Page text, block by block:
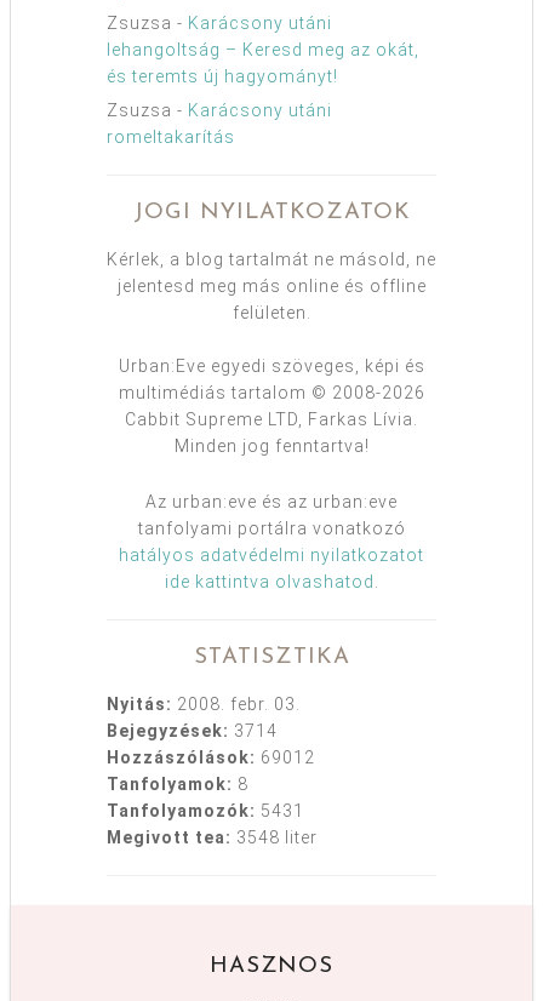
Zsuzsa - Karácsony utáni
lehangoltság – Keresd meg az okát,
és teremts új hagyományt!
Zsuzsa - Karácsony utáni
romeltakarítás
JOGI NYILATKOZATOK
Kérlek, a blog tartalmát ne másold, ne
jelentesd meg más online és offline
felületen.
Urban:Eve egyedi szöveges, képi és
multimédiás tartalom © 2008-2026
Cabbit Supreme LTD, Farkas Lívia.
Minden jog fenntartva!
Az urban:eve és az urban:eve
tanfolyami portálra vonatkozó
hatályos adatvédelmi nyilatkozatot
ide kattintva olvashatod
STATISZTIKA
Nyitás: 2008. febr. 03.
Bejegyzések: 3714
Hozzászólások: 69012
Tanfolyamok: 8
Tanfolyamozók: 5431
Megivott tea: 3548 liter
HASZNOS